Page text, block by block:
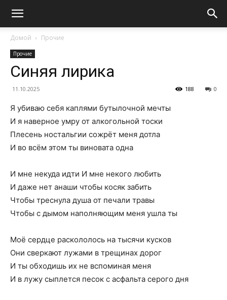
Домой Прочие
Прочие
Синяя лирика
11.10.2025 0
188
Я убиваю себя каплями бутылочной мечты
И я наверное умру от алкогольной тоски
Плесень ностальгии сожрёт меня дотла
И во всём этом ты виновата одна
И мне некуда идти И мне некого любить
И даже нет анаши чтобы косяк забить
Чтобы треснула душа от печали травы
Чтобы с дымом наполняющим меня ушла ты
Моё сердце раскололось на тысячи кусков
Они сверкают лужами в трещинах дорог
И ты обходишь их не вспоминая меня
И в лужу сыплется песок с асфальта серого дня